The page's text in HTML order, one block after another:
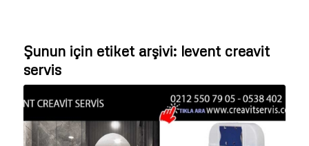
Şunun için etiket arşivi: levent creavit
servis